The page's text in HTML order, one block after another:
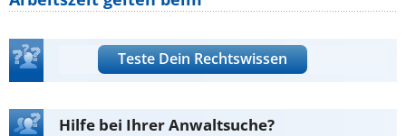
Teste Dein Rechtswissen
Hilfe bei Ihrer Anwaltsuche?